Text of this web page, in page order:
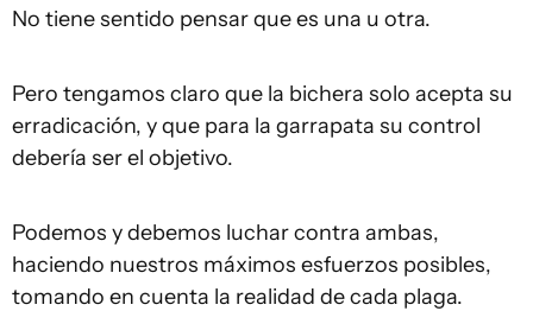
No tiene sentido pensar que es una u otra.
Pero tengamos claro que la bichera solo acepta su
erradicación, y que para la garrapata su control
debería ser el objetivo.
Podemos y debemos luchar contra ambas,
haciendo nuestros máximos esfuerzos posibles,
tomando en cuenta la realidad de cada plaga.